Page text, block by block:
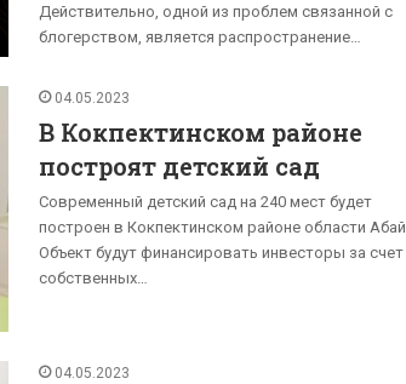
Действительно, одной из проблем связанной с
блогерством, является распространение…
04.05.2023
В Кокпектинском районе
построят детский сад
Современный детский сад на 240 мест будет
построен в Кокпектинском районе области Абай.
Объект будут финансировать инвесторы за счет
собственных…
04.05.2023